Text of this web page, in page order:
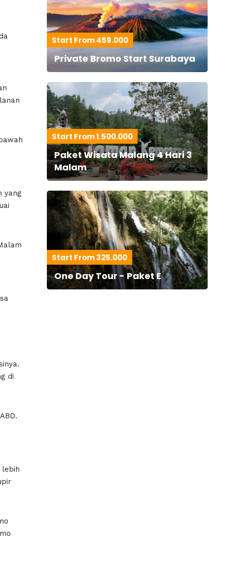
yang
di
lebih
Start From 459.000
Private Bromo Start Surabaya
Start From 1.500.000
Paket Wisata Malang 4 Hari 3
Malam
Start From 325.000
One Day Tour - Paket E